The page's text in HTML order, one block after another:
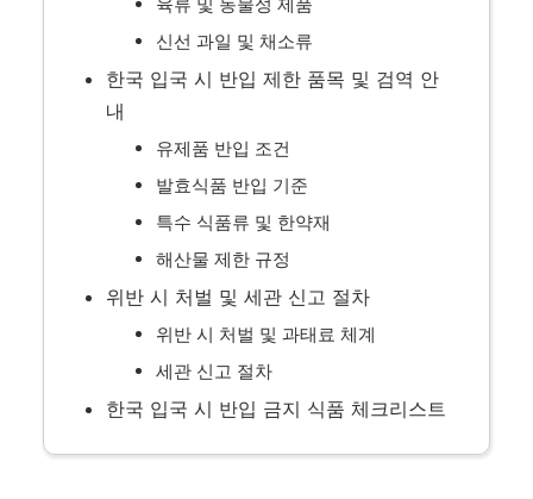
신선 과일 및 채소류
한국 입국 시 반입 제한 품목 및 검역 안
내
유제품 반입 조건
발효식품 반입 기준
특수 식품류 및 한약재
해산물 제한 규정
위반 시 처벌 및 세관 신고 절차
위반 시 처벌 및 과태료 체계
세관 신고 절차
한국 입국 시 반입 금지 식품 체크리스트